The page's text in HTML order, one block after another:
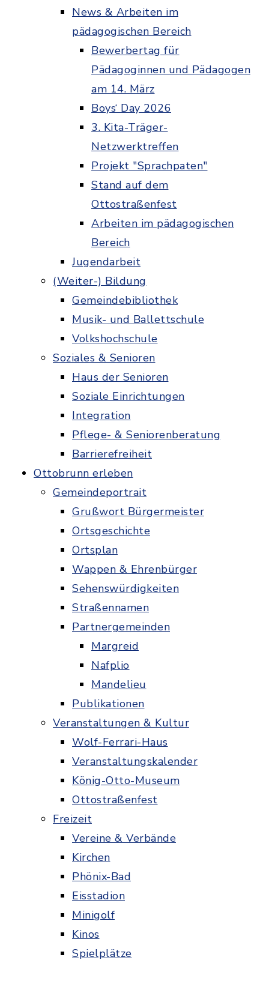
News & Arbeiten im
pädagogischen Bereich
Bewerbertag für
Pädagoginnen und Pädagogen
am 14. März
Boys‘ Day 2026
3. Kita-Träger-
Netzwerktreffen
Projekt "Sprachpaten"
Stand auf dem
Ottostraßenfest
Arbeiten im pädagogischen
Bereich
Jugendarbeit
(Weiter-) Bildung
Gemeindebibliothek
Musik- und Ballettschule
Volkshochschule
Soziales & Senioren
Haus der Senioren
Soziale Einrichtungen
Integration
Pflege- & Seniorenberatung
Barrierefreiheit
Ottobrunn erleben
Gemeindeportrait
Grußwort Bürgermeister
Ortsgeschichte
Ortsplan
Wappen & Ehrenbürger
Sehenswürdigkeiten
Straßennamen
Partnergemeinden
Margreid
Nafplio
Mandelieu
Publikationen
Veranstaltungen & Kultur
Wolf-Ferrari-Haus
Veranstaltungskalender
König-Otto-Museum
Ottostraßenfest
Freizeit
Vereine & Verbände
Kirchen
Phönix-Bad
Eisstadion
Minigolf
Kinos
Spielplätze